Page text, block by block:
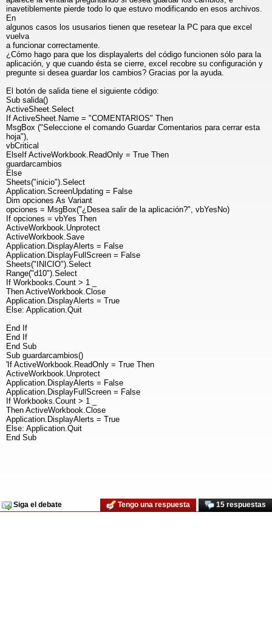
inavetiblemente pierde todo lo que estuvo modificando en esos archivos.
En
algunos casos los ususarios tienen que resetear la PC para que excel
vuelva
a funcionar correctamente.
¿Cómo hago para que los displayalerts del código funcionen sólo para la
aplicación, y que cuando ésta se cierre, excel recobre su configuración y
pregunte si desea guardar los cambios? Gracias por la ayuda.
El botón de salida tiene el siguiente código:
Sub salida()
ActiveSheet.Select
If ActiveSheet.Name = "COMENTARIOS" Then
MsgBox ("Seleccione el comando Guardar Comentarios para cerrar esta
hoja"),
vbCritical
ElseIf ActiveWorkbook.ReadOnly = True Then
guardarcambios
Else
Sheets("inicio").Select
Application.ScreenUpdating = False
Dim opciones As Variant
opciones = MsgBox("¿Desea salir de la aplicación?", vbYesNo)
If opciones = vbYes Then
ActiveWorkbook.Unprotect
ActiveWorkbook.Save
Application.DisplayAlerts = False
Application.DisplayFullScreen = False
Sheets("INICIO").Select
Range("d10").Select
If Workbooks.Count > 1 _
Then ActiveWorkbook.Close
Application.DisplayAlerts = True
Else: Application.Quit
End If
End If
End Sub
Sub guardarcambios()
'If ActiveWorkbook.ReadOnly = True Then
ActiveWorkbook.Unprotect
Application.DisplayAlerts = False
Application.DisplayFullScreen = False
If Workbooks.Count > 1 _
Then ActiveWorkbook.Close
Application.DisplayAlerts = True
Else: Application.Quit
End Sub
Siga el debate 15 respuestas
Tengo una respuesta